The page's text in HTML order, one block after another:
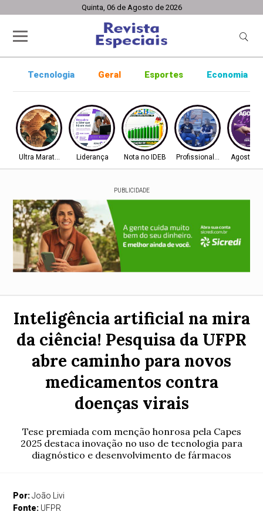
Quinta, 06 de Agosto de 2026
Tecnologia Geral Esportes Economia
Ultra Maratona Liderança Nota no IDEB ProfissionalizaçãoAgosto
PUBLICIDADE
Inteligência artificial na mira
da ciência! Pesquisa da UFPR
abre caminho para novos
medicamentos contra
doenças virais
Tese premiada com menção honrosa pela Capes
2025 destaca inovação no uso de tecnologia para
diagnóstico e desenvolvimento de fármacos
Por:João Livi
Fonte: UFPR